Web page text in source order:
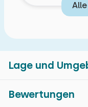
Lage und
Bewertungen